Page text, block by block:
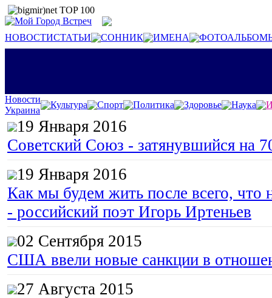
НОВОСТИСТАТЬИ СОННИК ИМЕНА
Новости
Украина
Культура Спорт Политика Здоровье Наука
19 Января 2016
Советский Союз - затянувшийся на
19 Января 2016
Как мы будем жить после всего, что
- российский поэт Игорь Иртеньев
02 Сентября 2015
США ввели новые санкции в
27 Августа 2015